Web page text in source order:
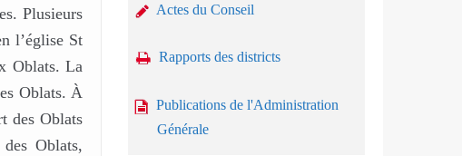
Plusieurs
l’église St
Oblats. La
Oblats. À
des Oblats
Oblats,
Actes du Conseil
Rapports des districts
Publications de l'Administration
Générale